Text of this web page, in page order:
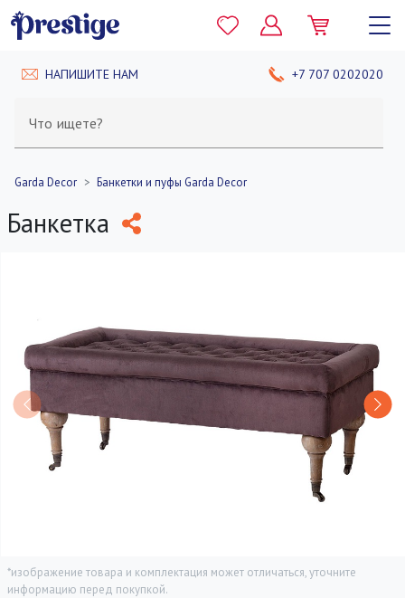
НАПИШИТЕ НАМ +7 707 0202020
Что ищете?
Garda Decor Банкетки и пуфы Garda Decor
Банкетка
*изображение товара и комплектация может отличаться, уточните
информацию перед покупкой.